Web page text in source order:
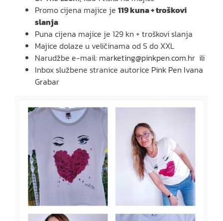
Promo cijena majice je 119 kuna + troškovi
slanja
Puna cijena majice je 129 kn + troškovi slanja
Majice dolaze u veličinama od S do XXL
Narudžbe e-mail: marketing@pinkpen.com.hr ili
Inbox službene stranice autorice Pink Pen Ivana
Grabar